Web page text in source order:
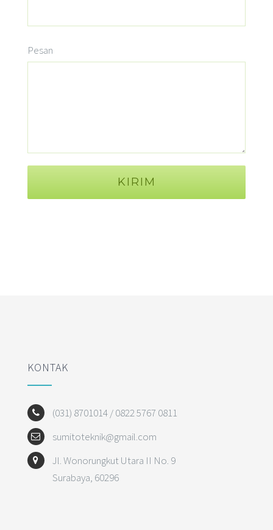
Pesan
KONTAK
(031) 8701014 / 0822 5767 0811
sumitoteknik@gmail.com
Jl. Wonorungkut Utara II No. 9
Surabaya, 60296